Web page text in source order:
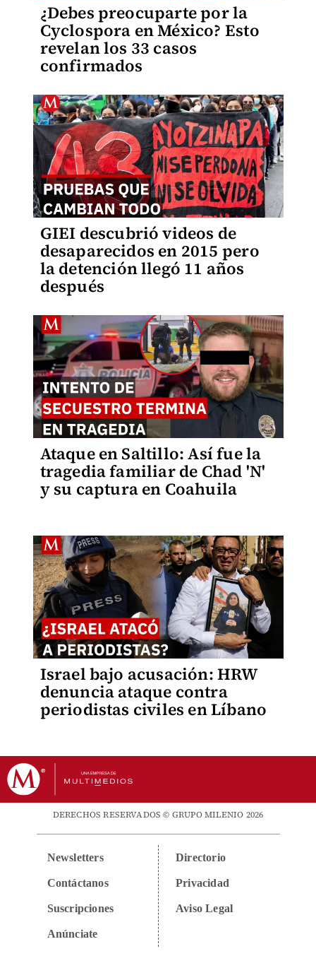
¿Debes preocuparte por la
Cyclospora en México? Esto
revelan los 33 casos
confirmados
GIEI descubrió videos de
desaparecidos en 2015 pero
la detención llegó 11 años
después
Ataque en Saltillo: Así fue la
tragedia familiar de Chad 'N'
y su captura en Coahuila
Israel bajo acusación: HRW
denuncia ataque contra
periodistas civiles en Líbano
DERECHOS RESERVADOS © GRUPO MILENIO 2026
Newsletters
Contáctanos
Suscripciones
Anúnciate
Directorio
Privacidad
Aviso Legal